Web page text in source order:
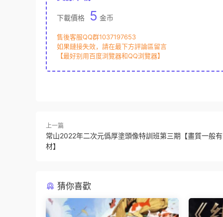
下載價格 5 金币
售後客服QQ群1037197653
如果鏈接失效，請在最下方評論區留言
【最好别用百度浏覽器和QQ浏覽器】
上一篇
常山2022年二次元僞厚塗頭像特訓班第三期【畫質一般
材】
猜你喜歡